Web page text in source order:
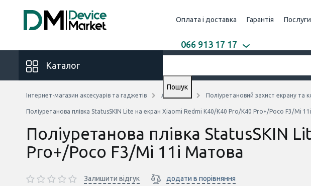
Оплата і доставка Гарантія Послуги
066 913 17 17
Каталог
Пошук
Інтернет-магазин аксесуарів та гаджетів Аксесуари Поліуретановий захист екрану та
Поліуретанова плівка StatusSKIN Lite на екран Xiaomi Redmi K40/K40 Pro/K40 Pro+/Poco F3/Mi
Поліуретанова плівка StatusSKIN
Pro+/Poco F3/Mi 11i Матова
Залишити відгук додати в порівняння